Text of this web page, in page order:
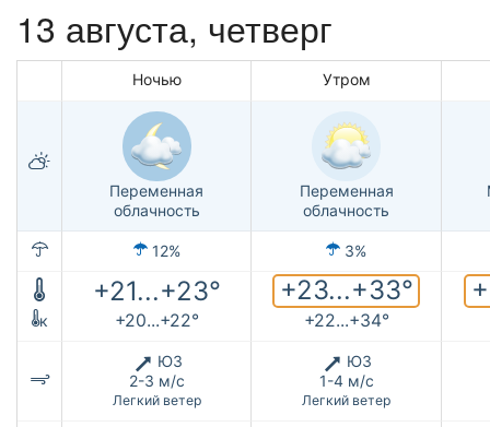
13 августа, четверг
Ночью Утром
Переменная
облачность
Переменная
облачность
12% 3%
+21...+23° +23...+33°
к +20...+22° +22...+34°
ЮЗ
2-3 м/с
Легкий ветер
ЮЗ
1-4 м/с
Легкий ветер